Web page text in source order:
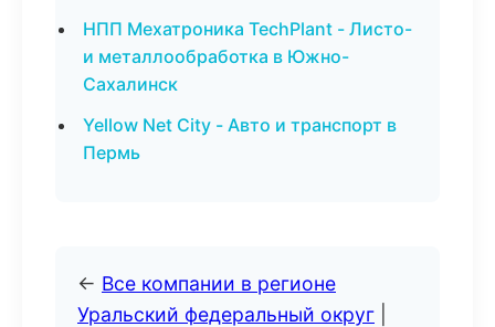
НПП Мехатроника TechPlant - Листо-
и металлообработка в Южно-
Сахалинск
Yellow Net City - Авто и транспорт в
Пермь
← Все компании в регионе
Уральский федеральный округ